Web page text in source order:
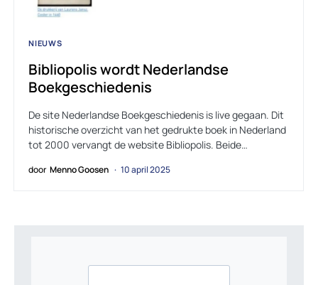
NIEUWS
Bibliopolis wordt Nederlandse
Boekgeschiedenis
De site Nederlandse Boekgeschiedenis is live gegaan. Dit
historische overzicht van het gedrukte boek in Nederland
tot 2000 vervangt de website Bibliopolis. Beide…
door Menno Goosen 10 april 2025